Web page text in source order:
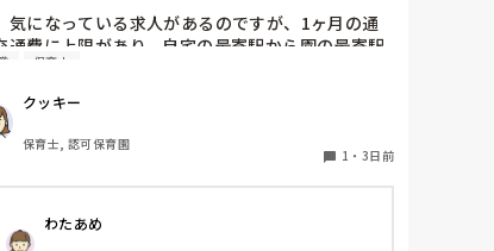
す！
気になっている求人があるのですが、1ヶ月の通
通費に上限があり、自宅の最寄駅から園の最寄駅
の通勤定期代が5,000円ほどオーバーします
してはなかなか大きい金額なので、この時点で応
迷っているのですが、皆さんならどうしますか？
保育士
クッキー
保育士, 認可保育園
1 ・ 3日前
わたあめ